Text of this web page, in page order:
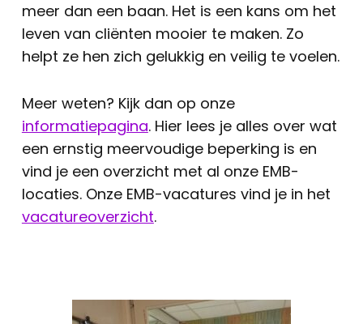
meer dan een baan. Het is een kans om het
leven van cliënten mooier te maken. Zo
helpt ze hen zich gelukkig en veilig te voelen.
Meer weten? Kijk dan op onze
informatiepagina. Hier lees je alles over wat
een ernstig meervoudige beperking is en
vind je een overzicht met al onze EMB-
locaties. Onze EMB-vacatures vind je in het
vacatureoverzicht.